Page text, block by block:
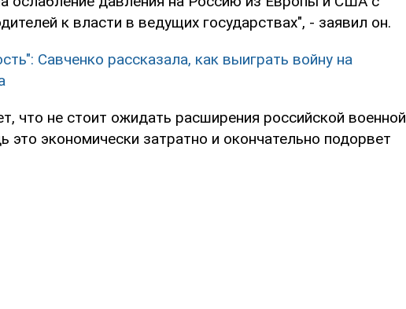
к власти в ведущих государствах", - заявил он.
Савченко рассказала, как выиграть войну на
что не стоит ожидать расширения российской военной
это экономически затратно и окончательно подорвет